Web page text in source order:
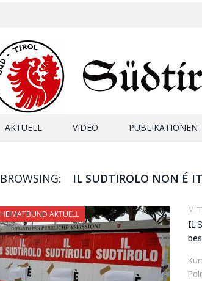
AKTUELL VIDEO PUBLIKATIONEN
BROWSING: IL SUDTIROLO NON É
HEIMATBUND AKTUELL
Il